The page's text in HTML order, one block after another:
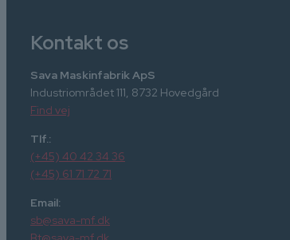
Kontakt os
Sava Maskinfabrik ApS
Industriområdet 111, 8732 Hovedgård
Find vej
Tlf.:
(+45) 40 42 34 36
(+45) 61 71 72 71
Email:
sb@sava-mf.dk